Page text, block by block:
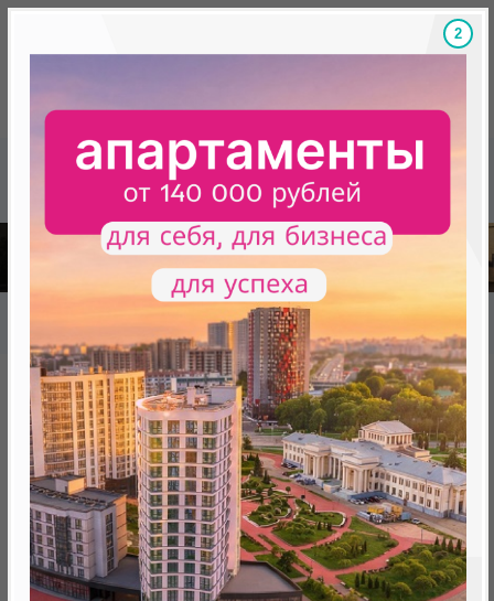
Скидки на новостройки, бонусы Готовые
База новостроек Минска «Минск Мир»
12.11 "Манчестер", квартал "Западная Европа"
12.11 "Манчестер", квартал
"Западная Европа"
нет в продаже
Минск, Октябрьский, ул. Жореса Алферова
метро «Ковальская Слобода», 566 м
1